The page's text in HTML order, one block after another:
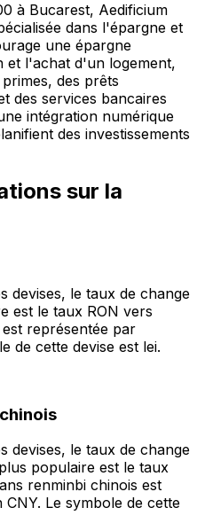
à Bucarest, Aedificium
dans l'épargne et
une épargne
et l'achat d'un logement,
des prêts
des services bancaires
intégration numérique
des investissements
sur la
devises, le taux de change
est le taux RON vers
représentée par
de cette devise est lei.
devises, le taux de change
populaire est le taux
renminbi chinois est
Le symbole de cette